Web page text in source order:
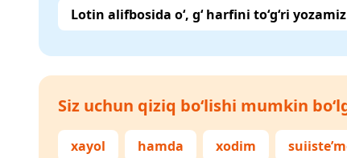
Lotin alifbosida o‘, g‘ harfini to‘g‘ri yozamiz
Siz uchun qiziq bo‘lishi mumkin
xayol hamda xodim